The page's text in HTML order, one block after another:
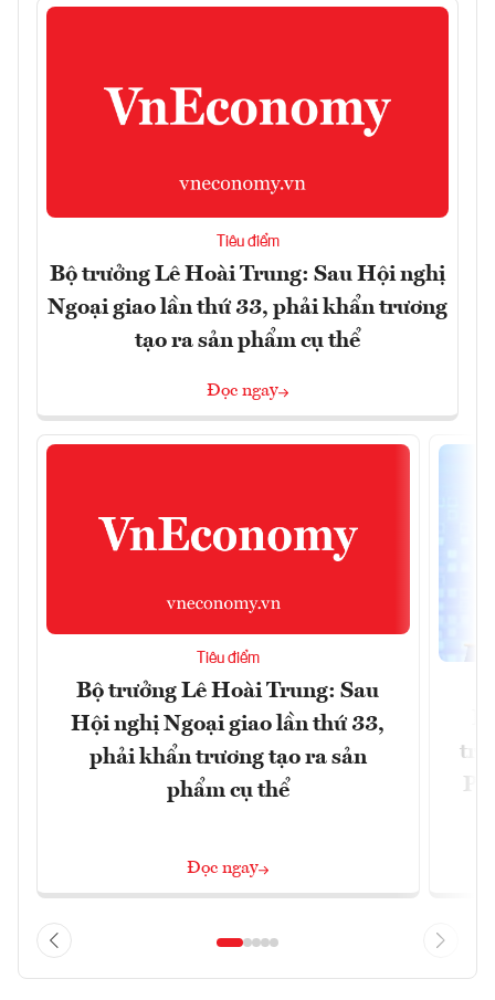
Tiêu điểm
Bộ trưởng Lê Hoài Trung: Sau Hội nghị
Ngoại giao lần thứ 33, phải khẩn trương
tạo ra sản phẩm cụ thể
Đọc ngay
Tiêu điểm
Bộ trưởng Lê Hoài Trung: Sau
Hội nghị Ngoại giao lần thứ 33,
phải khẩn trương tạo ra sản
phẩm cụ thể
Đọc ngay